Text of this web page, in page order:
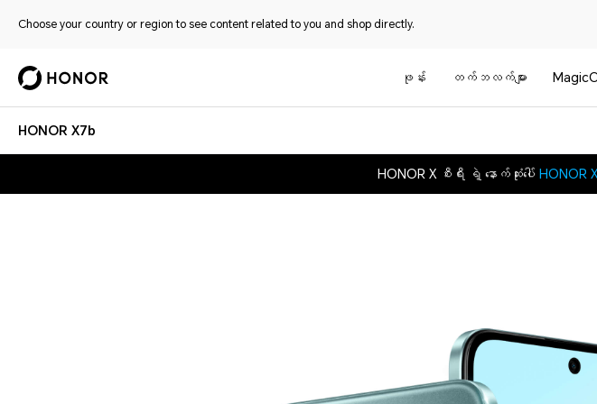
Choose your country or region to see content related to you and shop directly.
ဖုန်း တက်ဘလက်များ
HONOR X7b
HONOR X စီးရီး ရဲ့ နောက်ဆုံးပေါ် HONOR